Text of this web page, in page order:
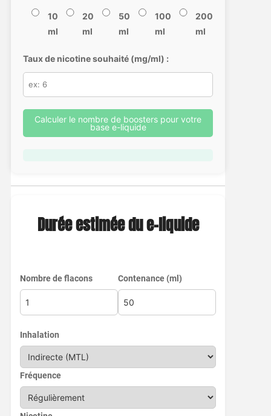
10
ml
20
ml
50
ml
100
ml
200
ml
Taux de nicotine souhaité (mg/ml) :
Calculer le nombre de boosters pour votre
base e-liquide
Durée estimée du e-liquide
Nombre de flacons Contenance (ml)
Inhalation
Fréquence